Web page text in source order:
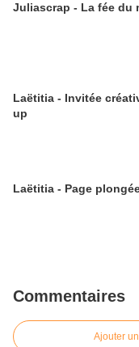
Juliascrap - La fée du
Laëtitia - Invitée
up
Laëtitia - Page
Commentaires
Ajouter